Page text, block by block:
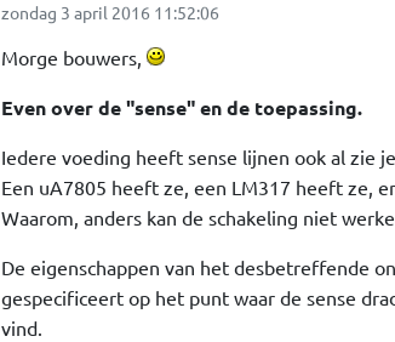
zondag 3 april 2016 11:52:06
Morge bouwers,
Even over de "sense" en de toepassing.
Iedere voeding heeft sense lijnen ook al zie
Een uA7805 heeft ze, een LM317 heeft ze,
Waarom, anders kan de schakeling niet
De eigenschappen van het desbetreffende
gespecificeert op het punt waar de sense
vind.